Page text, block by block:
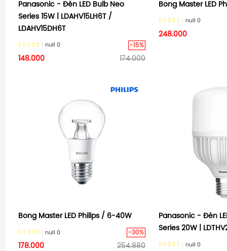
Panasonic - Đèn LED Bulb Neo
Series 15W | LDAHV15LH6T /
LDAHV15DH6T
null 0 -15%
148.000 174.000
Bóng Master LED
null 0
248.000
Bóng Master LED Philips / 6-40W
null 0 -30%
178.000 254.880
Panasonic - Đèn
Series 20W |
null 0